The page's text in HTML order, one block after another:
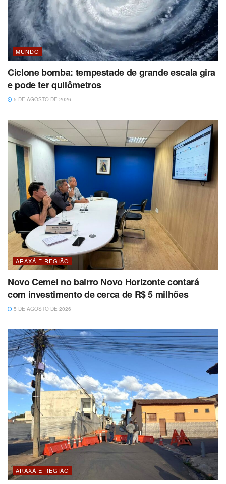
MUNDO
Ciclone bomba: tempestade de grande escala gira
e pode ter quilômetros
5 DE AGOSTO DE 2026
ARAXÁ E REGIÃO
Novo Cemei no bairro Novo Horizonte contará
com investimento de cerca de R$ 5 milhões
5 DE AGOSTO DE 2026
ARAXÁ E REGIÃO